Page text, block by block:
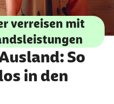
verreisen mit
So
in den